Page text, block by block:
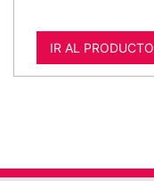
IR AL PRODUCTO